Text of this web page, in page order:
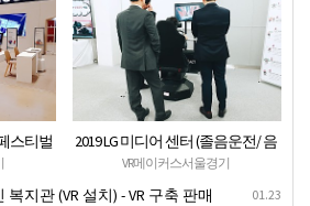
스티벌
- VR렌
2019 LG 미디어 센터 (졸음운전/ 음
주운전 체험 행사) VR 체험 - VR 렌탈
대여 행사
VR메이커스서울경기
01.23
지관 (VR 설치) - VR 구축 판매